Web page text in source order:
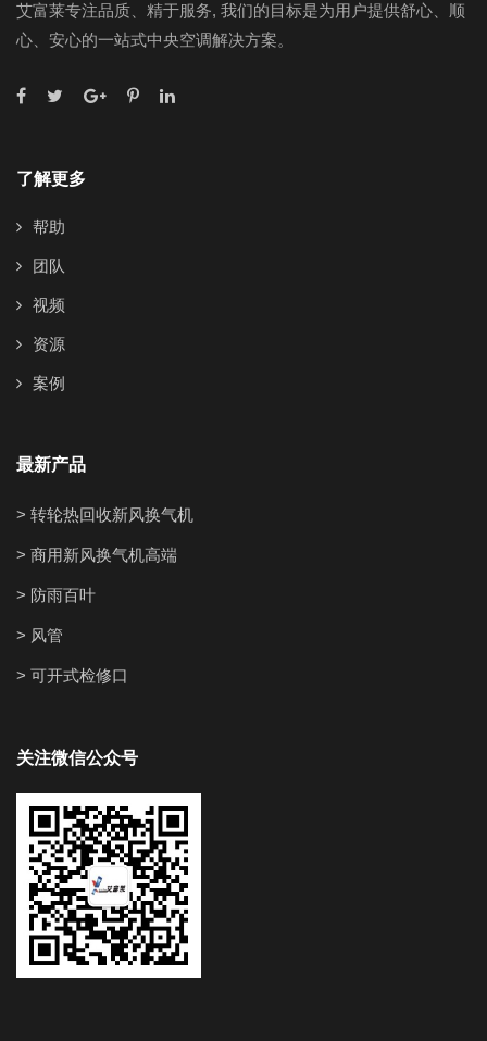
艾富莱专注品质、精于服务, 我们的目标是为用户提供舒心、顺
心、安心的一站式中央空调解决方案。
了解更多
帮助
团队
视频
资源
案例
最新产品
> 转轮热回收新风换气机
> 商用新风换气机高端
> 防雨百叶
> 风管
> 可开式检修口
关注微信公众号